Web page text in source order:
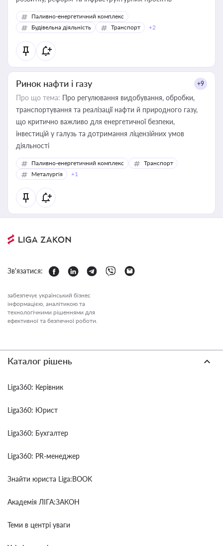
Паливно-енергетичний комплекс
Будівельна діяльність
Транспорт +2
Ринок нафти і газу +9
Про що тема: Про регулювання видобування, обробки,
транспортування та реалізації нафти й природного газу,
що критично важливо для енергетичної безпеки,
інвестицій у галузь та дотримання ліцензійних умов
діяльності
Паливно-енергетичний комплекс
Транспорт
Металургія
+1
Зв'язатися:
забезпечує український бізнес
інформацією, аналітикою та
технологічними рішеннями для
ефективної та безпечної роботи.
Каталог рішень
Liga360: Керівник
Liga360: Юрист
Liga360: Бухгалтер
Liga360: PR-менеджер
Знайти юриста Liga:BOOK
Академія ЛІГА:ЗАКОН
Теми в центрі уваги